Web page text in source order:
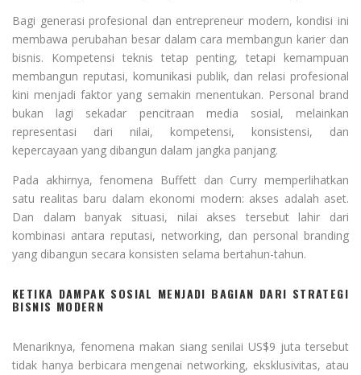
Bagi generasi profesional dan entrepreneur modern, kondisi ini
membawa perubahan besar dalam cara membangun karier dan
bisnis. Kompetensi teknis tetap penting, tetapi kemampuan
membangun reputasi, komunikasi publik, dan relasi profesional
kini menjadi faktor yang semakin menentukan. Personal brand
bukan lagi sekadar pencitraan media sosial, melainkan
representasi dari nilai, kompetensi, konsistensi, dan
kepercayaan yang dibangun dalam jangka panjang.
Pada akhirnya, fenomena Buffett dan Curry memperlihatkan
satu realitas baru dalam ekonomi modern: akses adalah aset.
Dan dalam banyak situasi, nilai akses tersebut lahir dari
kombinasi antara reputasi, networking, dan personal branding
yang dibangun secara konsisten selama bertahun-tahun.
KETIKA DAMPAK SOSIAL MENJADI BAGIAN DARI STRATEGI
BISNIS MODERN
Menariknya, fenomena makan siang senilai US$9 juta tersebut
tidak hanya berbicara mengenai networking, eksklusivitas, atau